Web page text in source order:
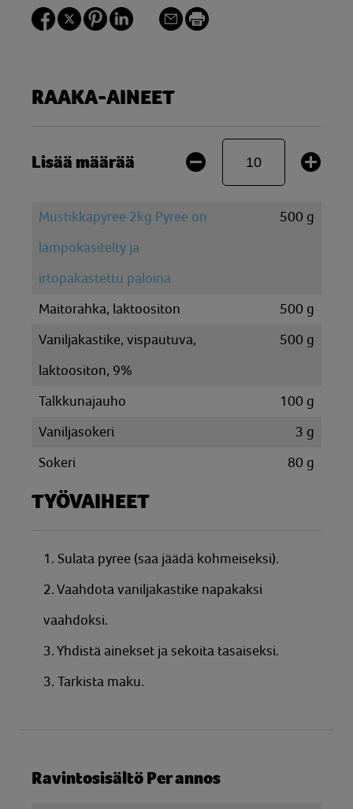
RAAKA-AINEET
Lisää määrää
Mustikkapyree 2kg Pyree on
lämpökäsitelty ja
irtopakastettu paloina
500 g
Maitorahka, laktoositon 500 g
Vaniljakastike, vispautuva,
laktoositon, 9%
500 g
Talkkunajauho 100 g
Vaniljasokeri
3 g
Sokeri
80 g
TYÖVAIHEET
1. Sulata pyree (saa jäädä kohmeiseksi).
2. Vaahdota vaniljakastike napakaksi
vaahdoksi.
3. Yhdistä ainekset ja sekoita tasaiseksi.
3. Tarkista maku.
Ravintosisältö Per annos